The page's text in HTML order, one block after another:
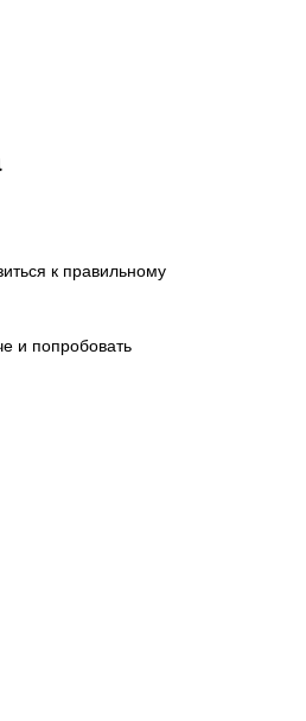
к правильному
и попробовать